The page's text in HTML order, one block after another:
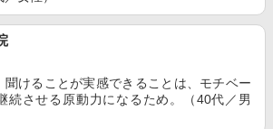
けることが実感できることは、モチベー
続させる原動力になるため。（40代／男